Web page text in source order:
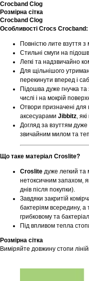
Crocband Clog
Розмірна сітка
Crocband Clog
Особливості Crocs Crocband:
Повністю лите взуття з
Стильні смуги на
Легкі та надзвичайно
Для щільнішого
перекинути вперед і
Підошва дуже гнучка та
числі і на мокрій
Отвори призначені для
аксесуарами Jibbitz,
Догляд за взуттям дуже
звичайним милом та
Що таке матеріал Croslite?
Croslite дуже легкий та
нетоксичним запахом,
днів після покупки).
Завдяки закритій
бактеріям всередину, а
грибковому та
Під впливом тепла
Розмірна сітка
Виміряйте довжину стопи